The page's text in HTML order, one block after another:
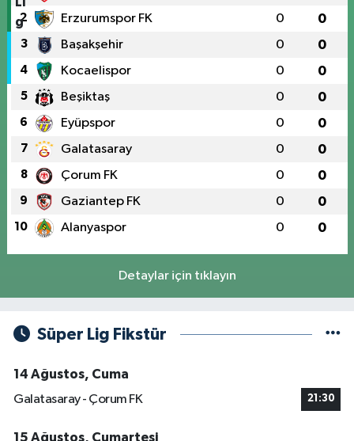
2 Erzurumspor FK 0 0
3 Başakşehir 0 0
4 Kocaelispor 0 0
5 Beşiktaş 0 0
6 Eyüpspor 0 0
7 Galatasaray 0 0
8 Çorum FK 0 0
9 Gaziantep FK 0 0
10 Alanyaspor 0 0
Detaylar için tıklayın
Süper Lig Fikstür
14 Ağustos, Cuma
Galatasaray - Çorum FK
21:30
15 Ağustos, Cumartesi